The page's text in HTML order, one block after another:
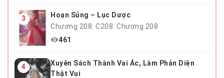
3
Hoạn Sủng – Lục Dược
Chương 208: C208: Chương 208
461
4
Xuyên Sách Thành Vai Ác, Làm Phản Diện
Thật Vui